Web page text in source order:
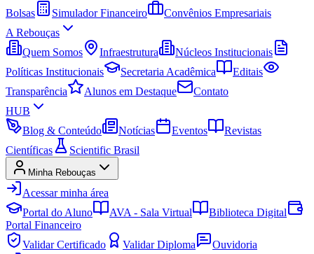
Bolsas
Simulador Financeiro
Convênios Empresariais
A Rebouças
Quem Somos
Infraestrutura
Núcleos Institucionais
Políticas Institucionais
Secretaria Acadêmica
Editais
Transparência
Alunos em Destaque
Contato
HUB
Blog & Conteúdo
Notícias Eventos
Revistas
Científicas
Scientific Brasil
Minha Rebouças
Acessar minha área
Portal do Aluno
AVA - Sala Virtual
Biblioteca Digital
Portal Financeiro
Validar Certificado
Validar Diploma
Ouvidoria